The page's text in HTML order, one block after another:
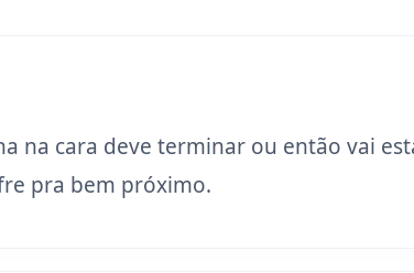
na cara deve terminar ou então vai
pra bem próximo.